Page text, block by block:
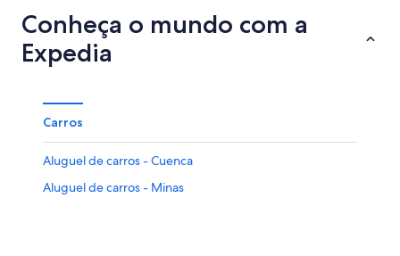
Conheça o mundo com a
Expedia
Carros
Aluguel de carros - Cuenca
Aluguel de carros - Minas